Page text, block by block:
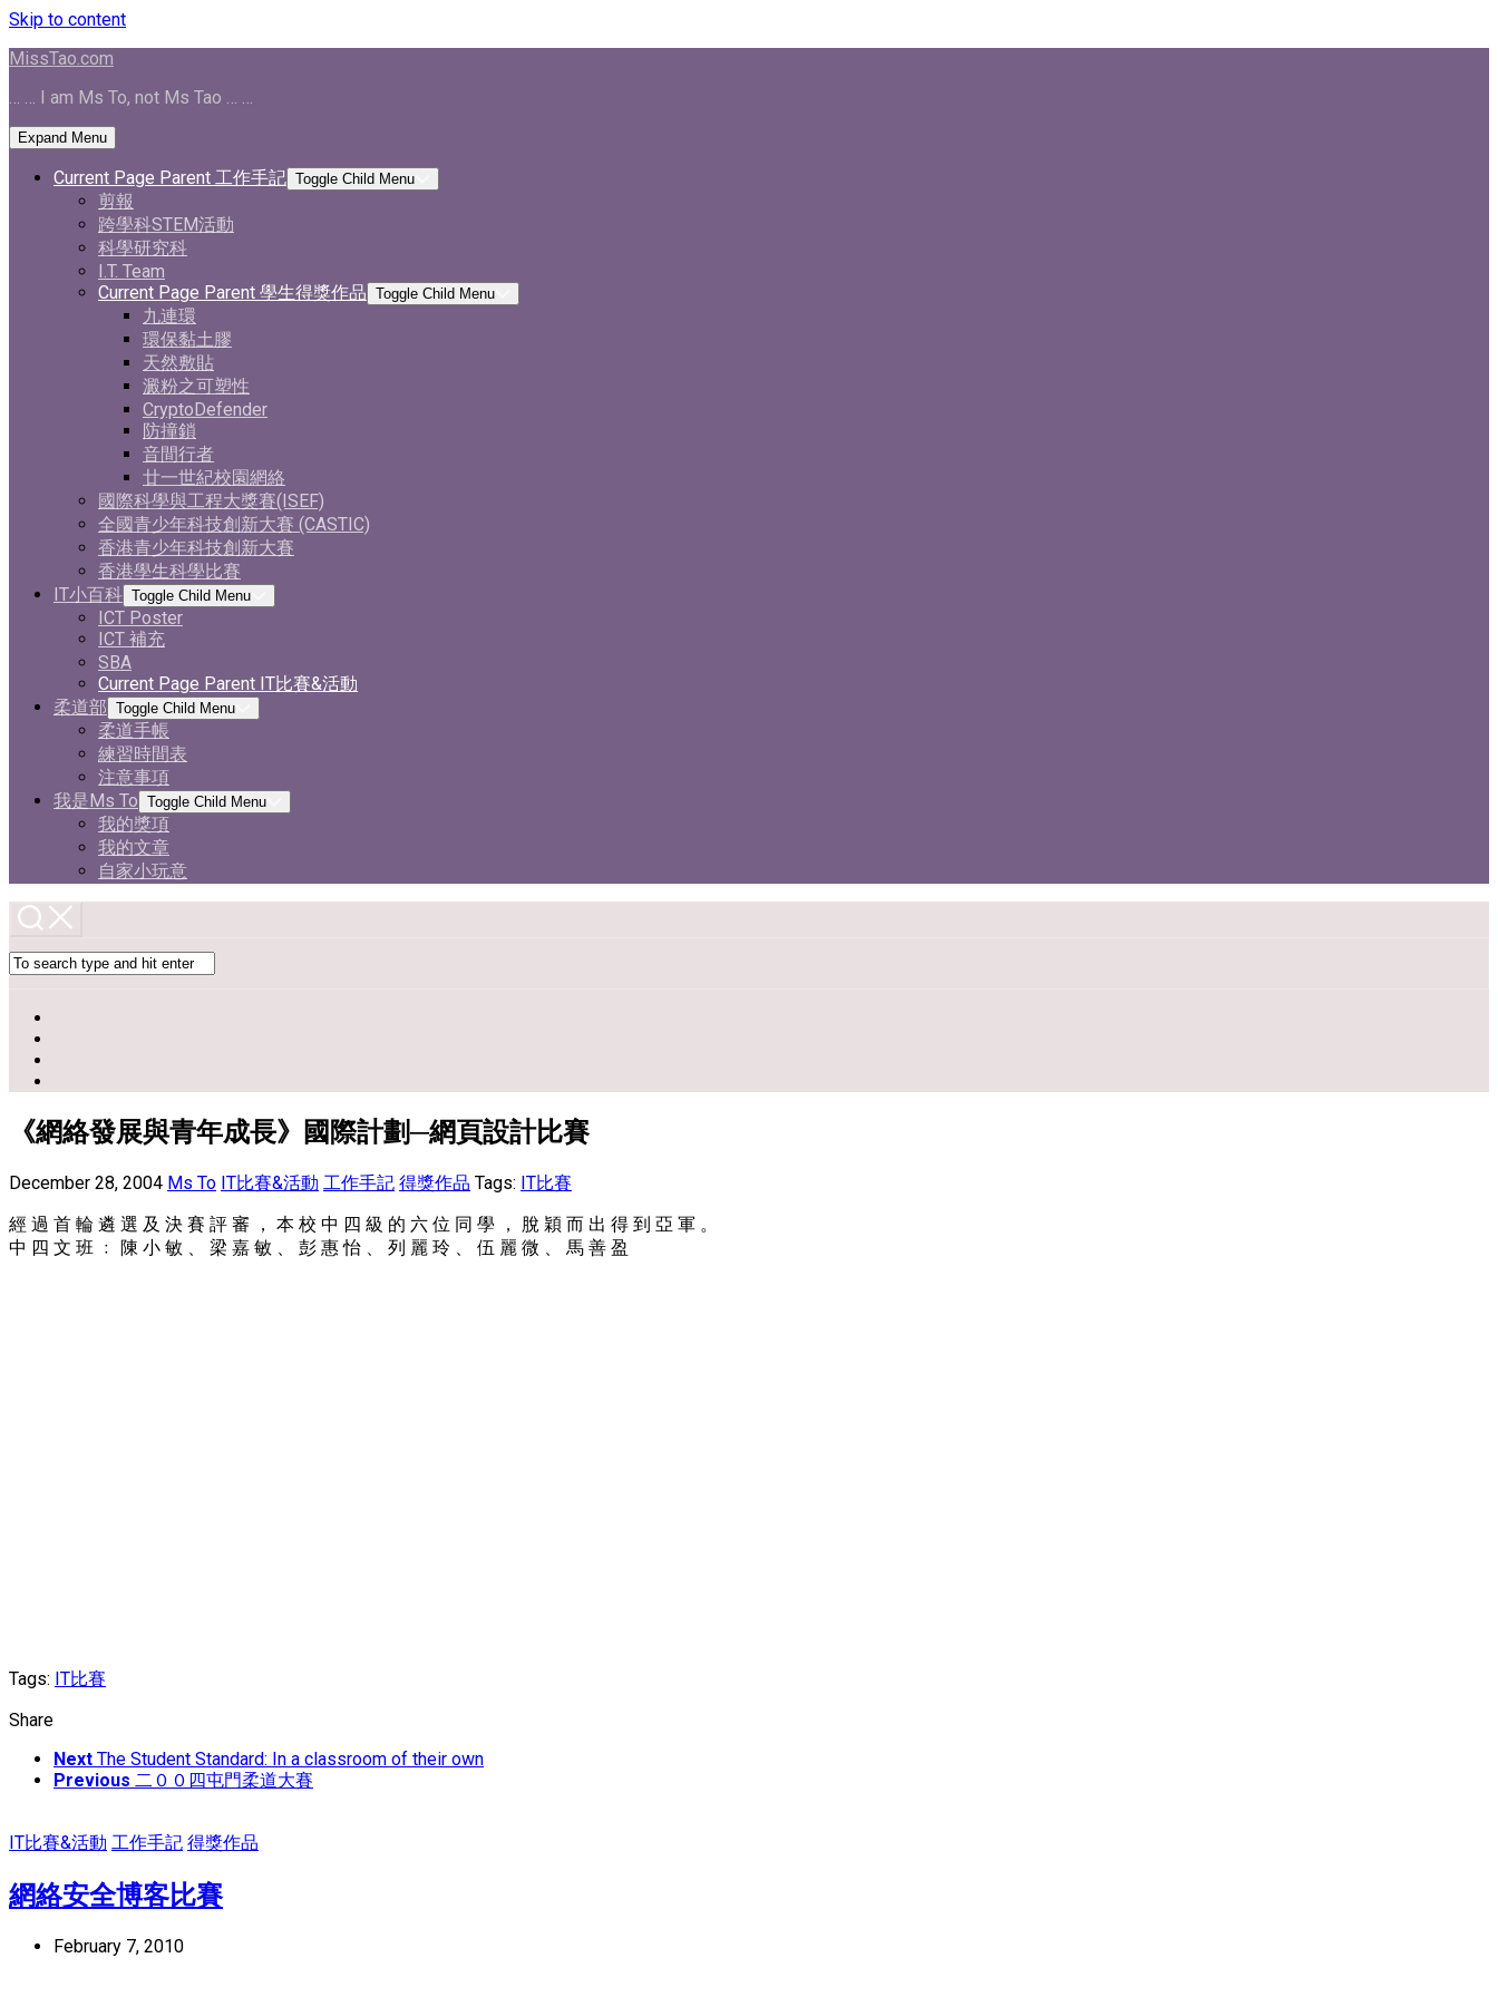
Skip to content
MissTao.com
… … I am Ms To, not Ms Tao … …
Expand Menu
Current Page Parent 工作手記 Toggle Child Menu
剪報
跨學科STEM活動
科學研究科
I.T. Team
Current Page Parent 學生得獎作品 Toggle Child Menu
九連環
環保黏土膠
天然敷貼
澱粉之可塑性
CryptoDefender
防撞鎖
音間行者
廿一世紀校園網絡
國際科學與工程大獎賽(ISEF)
全國青少年科技創新大賽 (CASTIC)
香港青少年科技創新大賽
香港學生科學比賽
IT小百科 Toggle Child Menu
ICT Poster
ICT 補充
SBA
Current Page Parent IT比賽&活動
柔道部 Toggle Child Menu
柔道手帳
練習時間表
注意事項
我是Ms To Toggle Child Menu
我的獎項
我的文章
自家小玩意
《網絡發展與青年成長》國際計劃─網頁設計比賽
December 28, 2004 Ms To IT比賽&活動 工作手記 得獎作品 Tags: IT比賽
經 過 首 輪 遴 選 及 決 賽 評 審 ， 本 校 中 四 級 的 六 位 同 學 ， 脫 穎 而 出 得 到 亞 軍 。
中 四 文 班 ﹕ 陳 小 敏 、 梁 嘉 敏 、 彭 惠 怡 、 列 麗 玲 、 伍 麗 微 、 馬 善 盈
Tags: IT比賽
Share
Next The Student Standard: In a classroom of their own
Previous 二００四屯門柔道大賽
IT比賽&活動 工作手記 得獎作品
網絡安全博客比賽
February 7, 2010